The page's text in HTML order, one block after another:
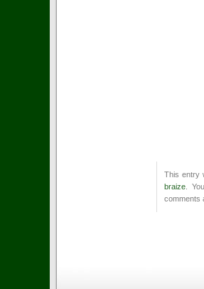
This entry
braize .
comments